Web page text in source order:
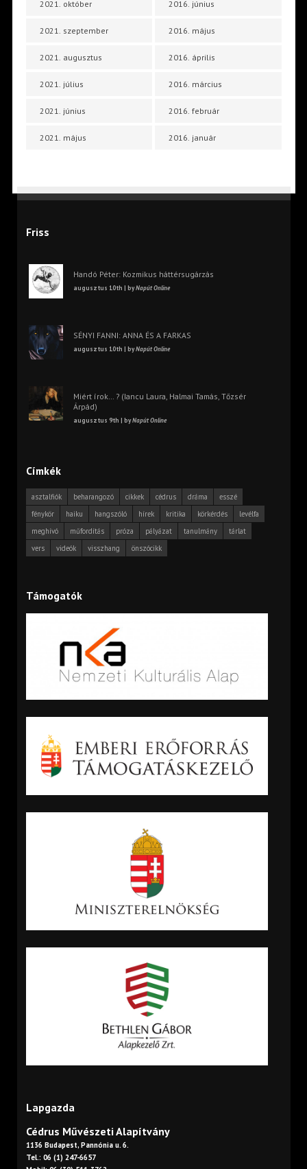
2021. október
2021. szeptember
2021. augusztus
2021. július
2021. június
2021. május
2016. június
2016. május
2016. április
2016. március
2016. február
2016. január
Friss
Handó Péter: Kozmikus háttérsugárzás
augusztus 10th | byNapút Online
SÉNYI FANNI: ANNA ÉS A FARKAS
augusztus 10th | byNapút Online
Miért írok… ? (Iancu Laura, Halmai Tamás, Tőzsér
Árpád)
augusztus 9th | byNapút Online
Címkék
asztalfiók beharangozó cikkek cédrus dráma
esszé
fénykör
haiku hangszóló hírek kritika körkérdés
levélfa
meghívó
műfordítás próza pályázat tanulmány
tárlat
vers
videók visszhang önszócikk
Támogatók
Lapgazda
Cédrus Művészeti Alapítvány
1136 Budapest, Pannónia u. 6.
Tel.: 06 (1) 247-6657